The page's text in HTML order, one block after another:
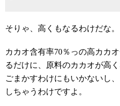
そりゃ、高くもなるわけだな。
カカオ含有率70％っの高カカ
るだけに、原料のカカオが高
ごまかすわけにもいかないし
しちゃうわけですよ。